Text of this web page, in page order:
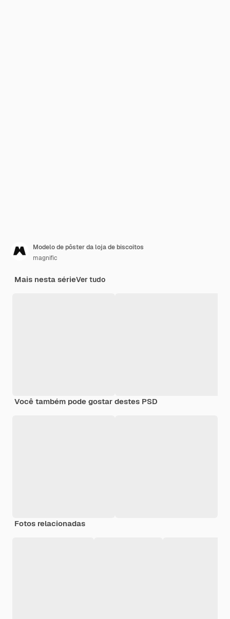
Modelo de pôster da loja de biscoitos
magnific
Mais nesta sérieVer tudo
Você também pode gostar destes PSD
Fotos relacionadas